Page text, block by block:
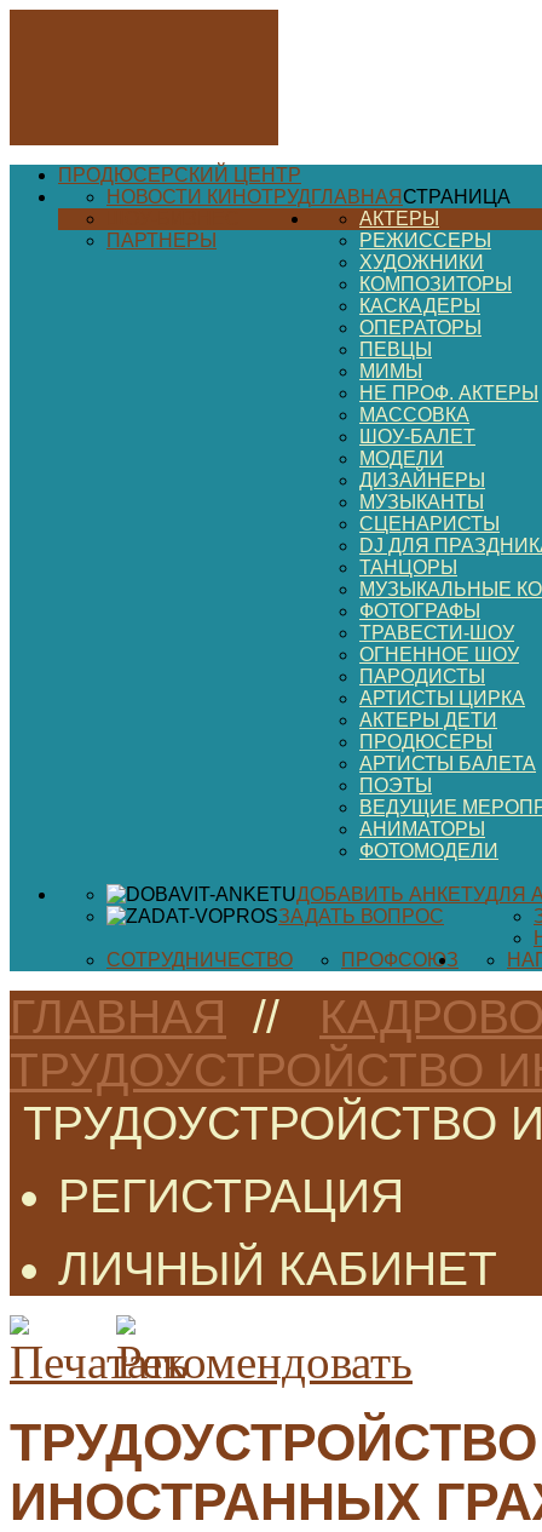
ПРОДЮСЕРСКИЙ ЦЕНТР
ГЛАВНАЯСТРАНИЦА
НОВОСТИ КИНОТРУД
ПАРТНЕРЫ
АКТЕРЫ
РЕЖИССЕРЫ
ХУДОЖНИКИ
КОМПОЗИТОРЫ
КАСКАДЕРЫ
ОПЕРАТОРЫ
ПЕВЦЫ
МИМЫ
НЕ ПРОФ. АКТЕРЫ
МАССОВКА
ШОУ-БАЛЕТ
МОДЕЛИ
ДИЗАЙНЕРЫ
МУЗЫКАНТЫ
СЦЕНАРИСТЫ
DJ ДЛЯ
ТАНЦОРЫ
МУЗЫКАЛЬНЫЕ
ФОТОГРАФЫ
ТРАВЕСТИ-ШОУ
ОГНЕННОЕ ШОУ
ПАРОДИСТЫ
АРТИСТЫ ЦИРКА
АКТЕРЫ ДЕТИ
ПРОДЮСЕРЫ
АРТИСТЫ БАЛЕТА
ПОЭТЫ
ВЕДУЩИЕ
АНИМАТОРЫ
ФОТОМОДЕЛИ
ДЛЯ
ДОБАВИТЬ АНКЕТУ
ЗАДАТЬ ВОПРОС
СОТРУДНИЧЕСТВО
ПРОФСОЮЗ
ГЛАВНАЯ //
ТРУДОУСТРОЙСТВО
ТРУДОУСТРОЙСТВО
РЕГИСТРАЦИЯ
ЛИЧНЫЙ КАБИНЕТ
ТРУДОУСТРОЙСТВО
ИНОСТРАННЫХ